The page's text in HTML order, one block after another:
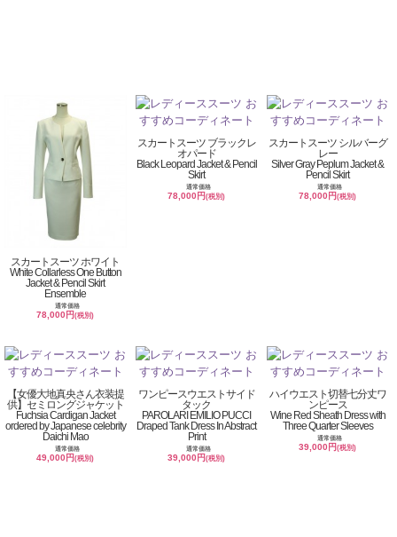
スカートスーツ ホワイト
White Collarless One Button
Jacket & Pencil Skirt
Ensemble
通常価格
78,000円(税別)
スカートスーツ ブラックレ
オパード
Black Leopard Jacket & Pencil
Skirt
通常価格
78,000円(税別)
スカートスーツ シルバーグ
レー
Silver Gray Peplum Jacket &
Pencil Skirt
通常価格
78,000円(税別)
【女優大地真央さん衣装提
供】セミロングジャケット
Fuchsia Cardigan Jacket
ordered by Japanese celebrity
Daichi Mao
通常価格
49,000円(税別)
ワンピースウエストサイド
タック
PAROLARI EMILIO PUCCI
Draped Tank Dress In Abstract
Print
通常価格
39,000円(税別)
ハイウエスト切替七分丈ワ
ンピース
Wine Red Sheath Dress with
Three Quarter Sleeves
通常価格
39,000円(税別)